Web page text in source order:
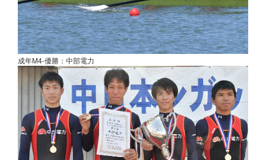
成年M4-優勝：中部電力